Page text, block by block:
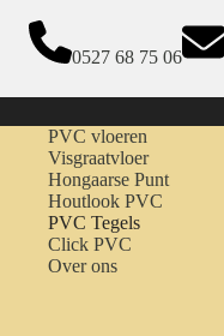
0527 68 75 06
PVC vloeren
Visgraatvloer
Hongaarse Punt
Houtlook PVC
PVC Tegels
Click PVC
Over ons